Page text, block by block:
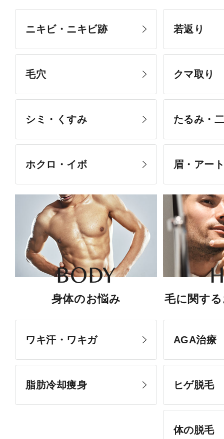
ニキビ・ニキビ跡
毛穴
シミ・くすみ
ホクロ・イボ
若返り
クマ取り
たるみ・
眉・アー
BODY
身体のお悩み
ワキ汗・ワキガ
脂肪冷却痩身
毛に関す
AGA治療
ヒゲ脱毛
体の脱毛